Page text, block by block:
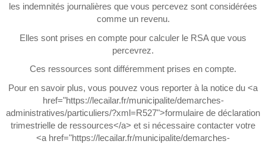
les indemnités journalières que vous percevez sont considérées
comme un revenu.
Elles sont prises en compte pour calculer le RSA que vous
percevrez.
Ces ressources sont différemment prises en compte.
Pour en savoir plus, vous pouvez vous reporter à la notice du <a
href="https://lecailar.fr/municipalite/demarches-
administratives/particuliers/?xml=R527">formulaire de déclaration
trimestrielle de ressources</a> et si nécessaire contacter votre
<a href="https://lecailar.fr/municipalite/demarches-